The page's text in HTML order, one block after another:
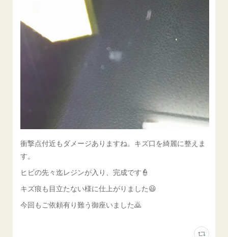
衝撃点付近もダメージありますね。キズ口を綺麗に整えま
す。
ヒビの先々迄レジンが入り、完成です👮
キズ痕も目立たない様に仕上がりました😃
今回もご依頼有り難う御座いました🙇